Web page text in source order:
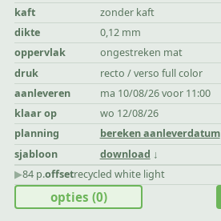
kaft
zonder kaft
dikte
0,12 mm
oppervlak
ongestreken mat
druk
recto / verso full color
aanleveren
ma 10/08/26 voor 11:00
klaar op
wo 12/08/26
planning
bereken aanleverdatum
sjabloon
download
▶︎84 p.offsetrecycled white light
opties (0)